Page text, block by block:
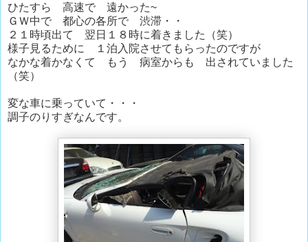
ひたすら 高速で 遠かった~
ＧＷ中で 都心の各所で 渋滞・・
２１時頃出て 翌日１８時に着きました（笑）
様子見るために １泊入院させてもらったのですが
なかな着かなくて もう 病室からも 出されていました
（笑）
変な車に乗っていて・・・
調子のりすぎなんです。